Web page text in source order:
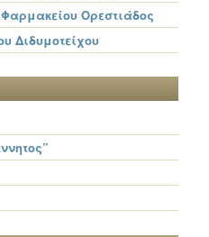
Ορεστιάδος
Διδυμοτείχου